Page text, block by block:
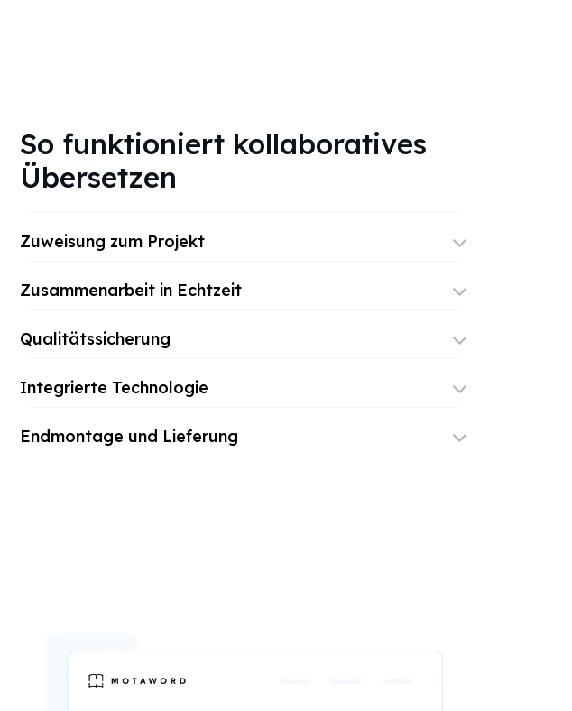
So funktioniert kollaboratives
Übersetzen
Zuweisung zum Projekt
Zusammenarbeit in Echtzeit
Qualitätssicherung
Integrierte Technologie
Endmontage und Lieferung